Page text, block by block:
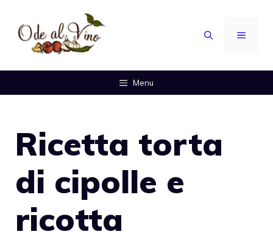
contenuto
MENU
Menu
Ricetta torta
di cipolle e
ricotta